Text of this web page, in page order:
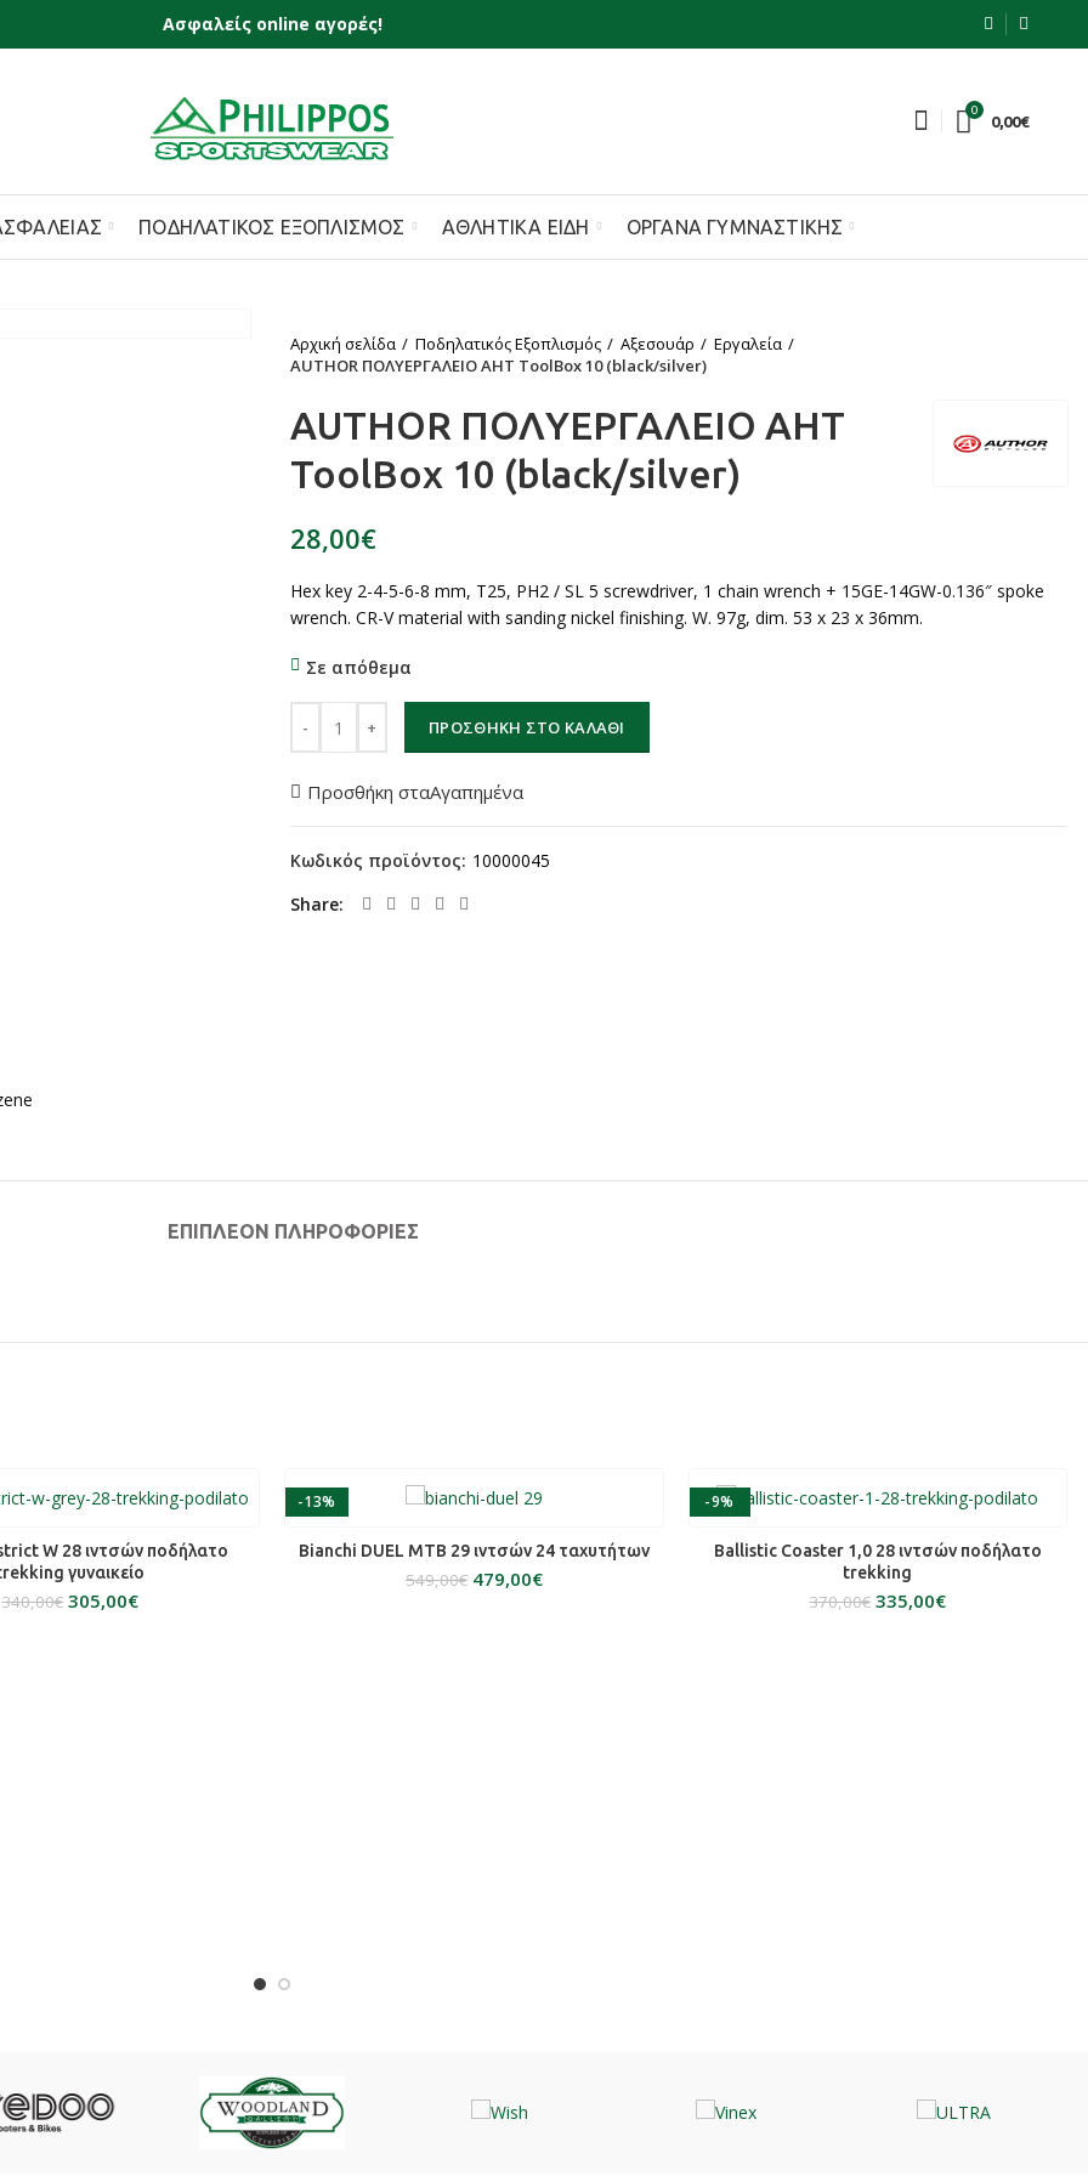
Ασφαλείς online αγορές!
0
0,00€
ΠΟΔΗΛΑΤΙΚΌΣ ΕΞΟΠΛΙΣΜΌΣ ΑΘΛΗΤΙΚΆ ΕΊΔΗ ΌΡΓΑΝΑ ΓΥΜΝΑΣΤΙΚΉΣ
Αρχική σελίδα Ποδηλατικός Εξοπλισμός Αξεσουάρ
Εργαλεία
AUTHOR ΠΟΛΥΕΡΓΑΛΕΙΟ AHT ToolBox 10 (black/silver)
AUTHOR ΠΟΛΥΕΡΓΑΛΕΙΟ AHT
ToolBox 10 (black/silver)
€
Hex key 2-4-5-6-8 mm, T25, PH2 / SL 5 screwdriver, 1 chain wrench + 15GE-14GW-0.136″ spoke
wrench. CR-V material with sanding nickel finishing. W. 97g, dim. 53 x 23 x 36mm.
Σε απόθεμα
ΠΡΟΣΘΉΚΗ ΣΤΟ ΚΑΛΆΘΙ
Προσθήκη σταΑγαπημένα
Κωδικός προϊόντος: 10000045
Share
ΕΠΙΠΛΈΟΝ ΠΛΗΡΟΦΟΡΊΕΣ
ΕΠΙΛΟΓΉ
W 28 ιντσών ποδήλατο
γυναικείο
340,00€ 305,00€
-13%
SOLD OUT
ΕΠΙΛΟΓΉ
Bianchi DUEL MTB 29 ιντσών 24 ταχυτήτων
549,00€ 479,00€
-9%
ΕΠΙΛΟΓΉ
Ballistic Coaster 1,0 28 ιντσών ποδήλατο
trekking
370,00€ 335,00€